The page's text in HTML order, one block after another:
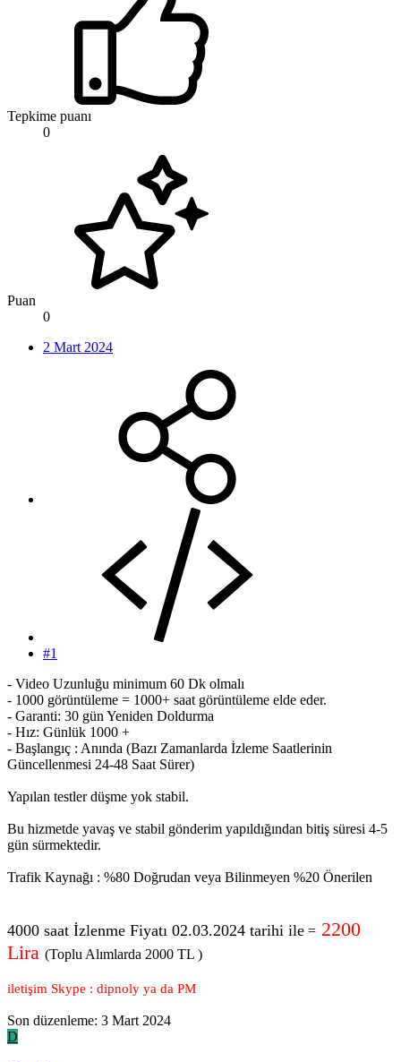
Tepkime puanı
0
Puan
0
2 Mart 2024
#1
- Video Uzunluğu minimum 60 Dk olmalı
- 1000 görüntüleme = 1000+ saat görüntüleme elde eder.
- Garanti: 30 gün Yeniden Doldurma
- Hız: Günlük 1000 +
- Başlangıç : Anında (Bazı Zamanlarda İzleme Saatlerinin
Güncellenmesi 24-48 Saat Sürer)
Yapılan testler düşme yok stabil.
Bu hizmetde yavaş ve stabil gönderim yapıldığından bitiş süresi 4-5
gün sürmektedir.
Trafik Kaynağı : %80 Doğrudan veya Bilinmeyen %20 Önerilen
4000 saat İzlenme Fiyatı 02.03.2024 tarihi ile = 2200
Lira (Toplu Alımlarda 2000 TL )
iletişim Skype : dipnoly ya da PM
Son düzenleme: 3 Mart 2024
D